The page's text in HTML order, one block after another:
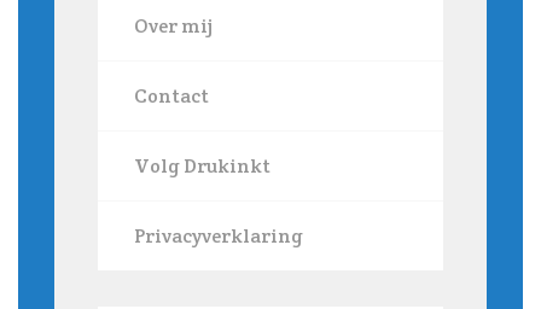
Over mij
Contact
Volg Drukinkt
Privacyverklaring